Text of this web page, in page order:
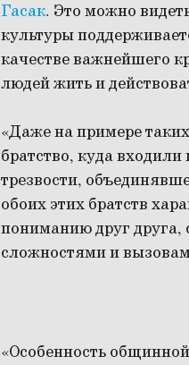
Гасак. Это можно
культуры
качестве важнейшего
людей жить и
«Даже на примере
братство, куда
трезвости,
обоих этих братств
пониманию друг друга,
сложностями и
«Особенность